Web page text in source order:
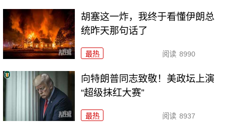
胡塞这一炸，我终于看懂伊朗总
统昨天那句话了
最热 阅读 8990
向特朗普同志致敬！美政坛上演
“超级抹红大赛”
最热 阅读 8937